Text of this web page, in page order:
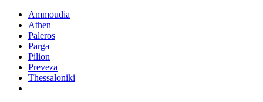
Ammoudia
Athen
Paleros
Parga
Pilion
Preveza
Thessaloniki